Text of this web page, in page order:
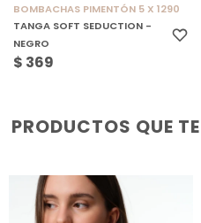
BOMBACHAS PIMENTÓN 5 X 1290
TANGA SOFT SEDUCTION -
NEGRO
$ 369
PRODUCTOS QUE